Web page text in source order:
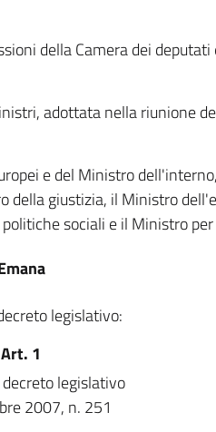
della Camera dei deputati
adottata nella riunione
e del Ministro
della giustizia, il Ministro
sociali e il Ministro
legislativo:
Art. 1
legislativo
2007, n. 251